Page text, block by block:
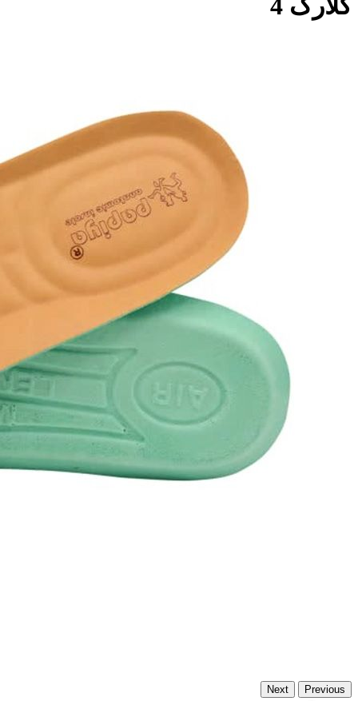
Previous
Next